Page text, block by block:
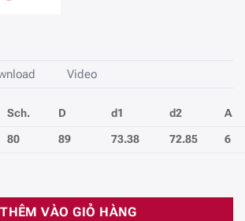
Video
Sch. D d1 d2
A
80 89 73.38 72.85 6
chữa cháy 65(2½”) số lượng
THÊM VÀO GIỎ HÀNG